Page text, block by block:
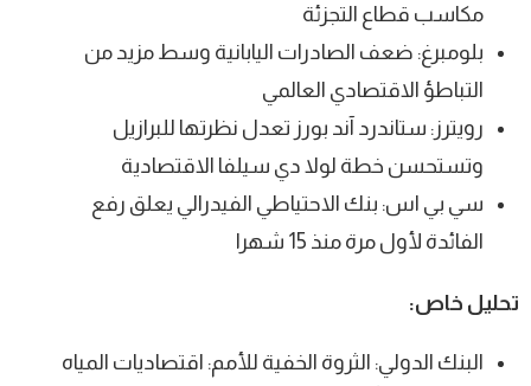
مكاسب قطاع التجزئة
بلومبرغ: ضعف الصادرات اليابانية وسط مزيد من
التباطؤ الاقتصادي العالمي
رويترز: ستاندرد آند بورز تعدل نظرتها للبرازيل
وتستحسن خطة لولا دي سيلفا الاقتصادية
سي بي اس: بنك الاحتياطي الفيدرالي يعلق رفع
الفائدة لأول مرة منذ 15 شهرا
تحليل خاص:
البنك الدولي: الثروة الخفية للأمم: اقتصاديات المياه